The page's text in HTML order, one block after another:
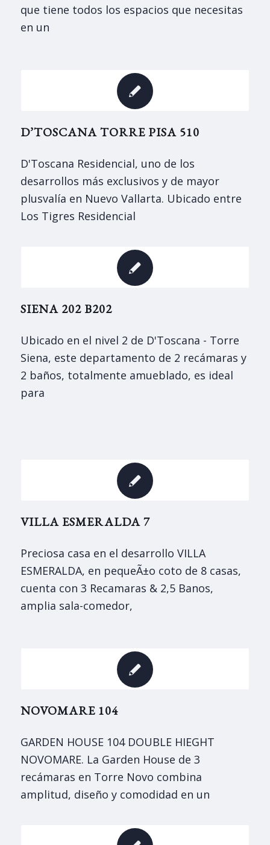
que tiene todos los espacios que necesitas
en un
D’TOSCANA TORRE PISA 510
D'Toscana Residencial, uno de los
desarrollos más exclusivos y de mayor
plusvalía en Nuevo Vallarta. Ubicado entre
Los Tigres Residencial
SIENA 202 B202
Ubicado en el nivel 2 de D'Toscana - Torre
Siena, este departamento de 2 recámaras y
2 baños, totalmente amueblado, es ideal
para
VILLA ESMERALDA 7
Preciosa casa en el desarrollo VILLA
ESMERALDA, en pequeÃ±o coto de 8 casas,
cuenta con 3 Recamaras & 2,5 Banos,
amplia sala-comedor,
NOVOMARE 104
GARDEN HOUSE 104 DOUBLE HIEGHT
NOVOMARE. La Garden House de 3
recámaras en Torre Novo combina
amplitud, diseño y comodidad en un